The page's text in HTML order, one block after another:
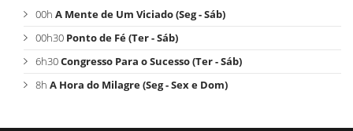
00h A Mente de Um Viciado (Seg - Sáb)
00h30 Ponto de Fé (Ter - Sáb)
6h30Congresso Para o Sucesso (Ter - Sáb)
8h A Hora do Milagre (Seg - Sex e Dom)